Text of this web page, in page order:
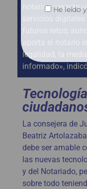
notarios jugarán
futuros retos;
aporta el notario
legalidad, la
informado»,
La consejera de
Beatriz
debe ser amable
las nuevas
y del Notariado,
sobre todo
He leído